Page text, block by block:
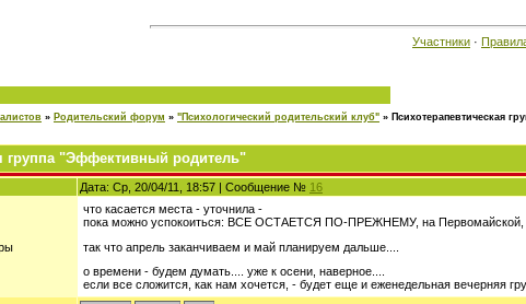
Участники ·
» Родительский форум » "Психологический родительский клуб" » Психотерапевтическая
группа "Эффективный родитель"
Дата: Ср, 20/04/11, 18:57 | Сообщение № 16
что касается места - уточнила -
пока можно успокоиться: ВСЕ ОСТАЕТСЯ ПО-ПРЕЖНЕМУ, на Первомайской,
так что апрель заканчиваем и май планируем дальше....
о времени - будем думать.... уже к осени, наверное....
если все сложится, как нам хочется, - будет еще и еженедельная вечерняя